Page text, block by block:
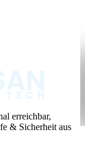
erreichbar,
& Sicherheit aus